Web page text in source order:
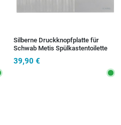
Silberne Druckknopfplatte für
Schwab Metis Spülkastentoilette
39,90 €